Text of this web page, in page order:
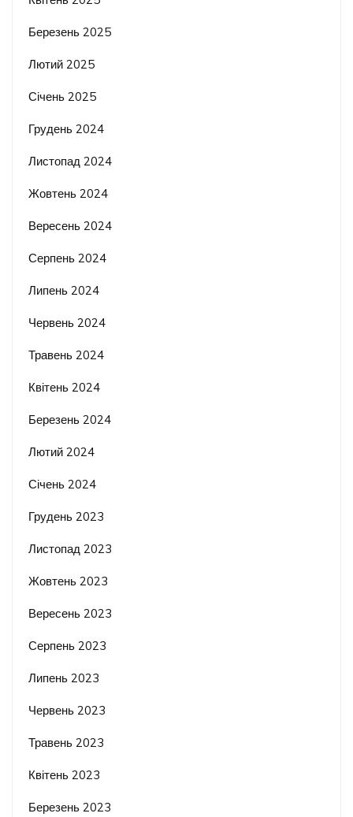
Березень 2025
Лютий 2025
Січень 2025
Грудень 2024
Листопад 2024
Жовтень 2024
Вересень 2024
Серпень 2024
Липень 2024
Червень 2024
Травень 2024
Квітень 2024
Березень 2024
Лютий 2024
Січень 2024
Грудень 2023
Листопад 2023
Жовтень 2023
Вересень 2023
Серпень 2023
Липень 2023
Червень 2023
Травень 2023
Квітень 2023
Березень 2023